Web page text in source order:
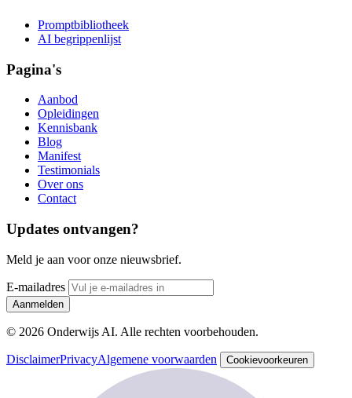
Promptbibliotheek
AI begrippenlijst
Pagina's
Aanbod
Opleidingen
Kennisbank
Blog
Manifest
Testimonials
Over ons
Contact
Updates ontvangen?
Meld je aan voor onze nieuwsbrief.
E-mailadres
Aanmelden
© 2026 Onderwijs AI. Alle rechten voorbehouden.
DisclaimerPrivacyAlgemene voorwaarden Cookievoorkeuren